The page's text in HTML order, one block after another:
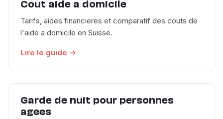
Cout aide a domicile
Tarifs, aides financieres et comparatif des couts de
l'aide a domicile en Suisse.
Lire le guide →
Garde de nuit pour personnes
agees